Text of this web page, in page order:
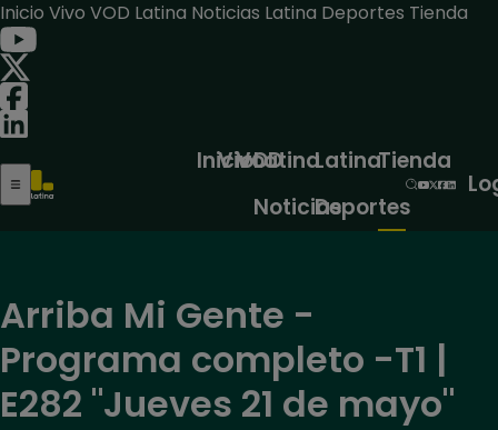
Inicio Vivo VOD Latina Noticias Latina Deportes Tienda
Inicio
Vivo
VOD
Latina
Noticias
Latina
Deportes
Tienda
Arriba Mi Gente -
Programa completo -T1 |
E282 "Jueves 21 de mayo"